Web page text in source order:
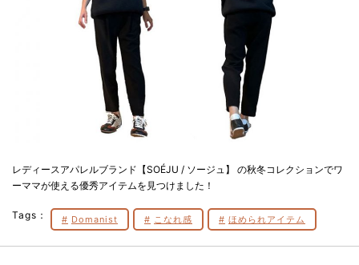
レディースアパレルブランド【SOÉJU / ソージュ】 の秋冬コレクションでワ
ーママが使える優秀アイテムを見つけました！
Tags： Domanist こなれ感 ほめられアイテム